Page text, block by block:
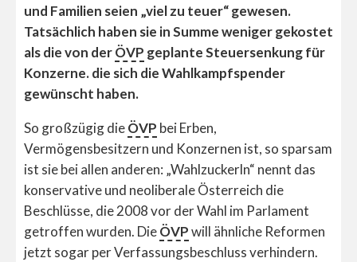
und Familien seien „viel zu teuer“ gewesen.
Tatsächlich haben sie in Summe weniger gekostet
als die von derÖVP geplante Steuersenkung für
Konzerne. die sich die Wahlkampfspender
gewünscht haben.
So großzügig dieÖVP bei Erben,
Vermögensbesitzern und Konzernen ist, so sparsam
ist sie bei allen anderen: „Wahlzuckerln“ nennt das
konservative und neoliberale Österreich die
Beschlüsse, die 2008 vor der Wahl im Parlament
getroffen wurden. DieÖVPwill ähnliche Reformen
jetzt sogar per Verfassungsbeschluss verhindern.